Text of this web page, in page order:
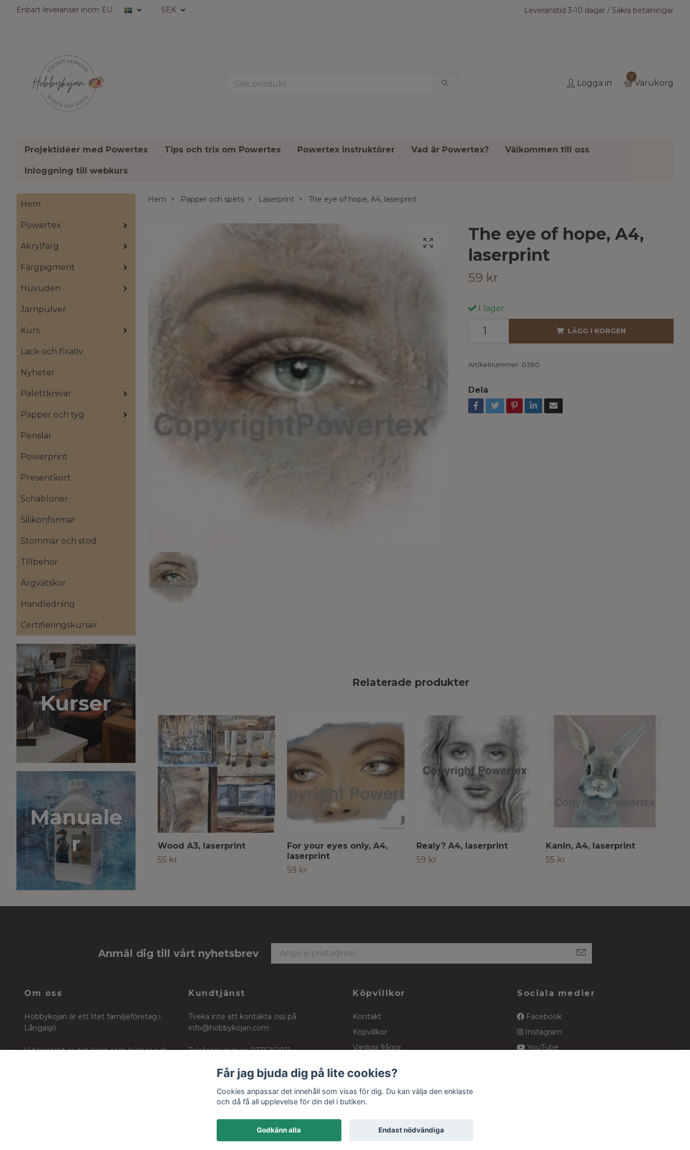
Enbart leveranser inom EU SEK Leveranstid 3-10 dagar / Säkra betalningar
Logga in
0
Varukorg
Projektidéer med Powertex Tips och trix om Powertex Powertex instruktörer Vad är Powertex? Välkommen till oss
Inloggning till webkurs
Hem
Powertex
Akrylfärg
Färgpigment
Huvuden
Järnpulver
Kurs
Lack och fixativ
Nyheter
Palettknivar
Papper och tyg
Penslar
Powerprint
Presentkort
Schabloner
Silikonformar
Stommar och stöd
Tillbehör
Ärgvätskor
Handledning
Certifieringskurser
Kurser
Manuale
r
Hem Papper och spets Laserprint The eye of hope, A4, laserprint
The eye of hope, A4,
laserprint
59 kr
I lager.
LÄGG I KORGEN
Artikelnummer: 0380
Dela
Wood A3, laserprint
55 kr
For your eyes only, A4,
laserprint
59 kr
Realy? A4, laserprint
59 kr
Kanin, A4, laserprint
55 kr
Anmäl dig till vårt nyhetsbrev
Om oss
Hobbykojan är ett litet familjeföretag i
Långasjö.
Vid kontakt är det Karin som hjälper och
Kundtjänst
Tveka inte att kontakta oss på
info@hobbykojan.com
Telefonnummer: 0736261011
Köpvillkor
Kontakt
Köpvillkor
Vanliga frågor
Sociala medier
Facebook
Instagram
YouTube
Får jag bjuda dig på lite cookies?
Cookies anpassar det innehåll som visas för dig. Du kan välja den enklaste
och då få all upplevelse för din del i butiken.
Godkänn alla Endast nödvändiga